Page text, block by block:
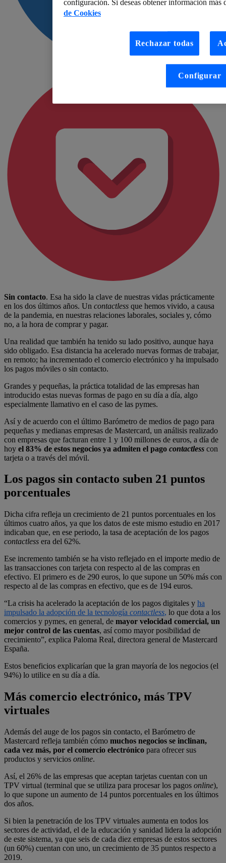
Sin contacto. Esa ha sido la clave de nuestras vidas prácticamente
en los dos últimos años. Un contactless que hemos vivido, a causa
de la pandemia, en nuestras relaciones laborales, sociales y, cómo
no, a la hora de comprar y pagar.
Una realidad que también ha tenido su lado positivo, aunque haya
sido obligado. Esa distancia ha acelerado nuevas formas de trabajar,
en remoto; ha incrementado el comercio electrónico y ha impulsado
los pagos móviles o sin contacto.
Grandes y pequeñas, la práctica totalidad de las empresas han
introducido estas nuevas formas de pago en su día a día, algo
especialmente llamativo en el caso de las pymes.
Así y de acuerdo con el último Barómetro de medios de pago para
pequeñas y medianas empresas de Mastercard, un análisis realizado
con empresas que facturan entre 1 y 100 millones de euros, a día de
hoy el 83% de estos negocios ya admiten el pago contactless con
tarjeta o a través del móvil.
Los pagos sin contacto suben 21 puntos
porcentuales
Dicha cifra refleja un crecimiento de 21 puntos porcentuales en los
últimos cuatro años, ya que los datos de este mismo estudio en 2017
indicaban que, en ese periodo, la tasa de aceptación de los pagos
contactless era del 62%.
Ese incremento también se ha visto reflejado en el importe medio de
las transacciones con tarjeta con respecto al de las compras en
efectivo. El primero es de 290 euros, lo que supone un 50% más con
respecto al de las compras en efectivo, que es de 194 euros.
“La crisis ha acelerado la aceptación de los pagos digitales y ha
impulsado la adopción de la tecnología contactless, lo que dota a los
comercios y pymes, en general, de mayor velocidad comercial, un
mejor control de las cuentas, así como mayor posibilidad de
crecimiento”, explica Paloma Real, directora general de Mastercard
España.
Estos beneficios explicarían que la gran mayoría de los negocios (el
94%) lo utilice en su día a día.
Más comercio electrónico, más TPV
virtuales
Además del auge de los pagos sin contacto, el Barómetro de
Mastercard refleja también cómo muchos negocios se inclinan,
cada vez más, por el comercio electrónico para ofrecer sus
productos y servicios online.
Así, el 26% de las empresas que aceptan tarjetas cuentan con un
TPV virtual (terminal que se utiliza para procesar los pagos online),
lo que supone un aumento de 14 puntos porcentuales en los últimos
dos años.
Si bien la penetración de los TPV virtuales aumenta en todos los
sectores de actividad, el de la educación y sanidad lidera la adopción
de este sistema, ya que seis de cada diez empresas de estos sectores
(un 60%) cuentan con uno, un crecimiento de 35 puntos respecto a
2019.
configuración. Si deseas obtener información más
de Cookies
Rechazar todas
Configurar